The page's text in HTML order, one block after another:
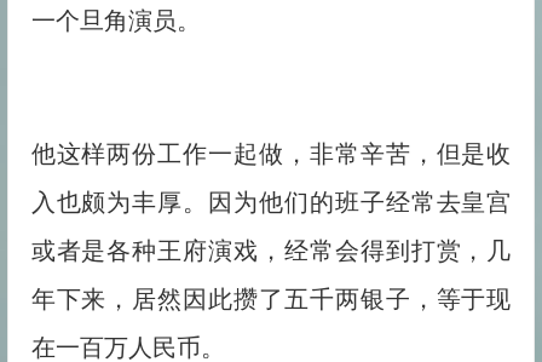
一个旦角演员。
他这样两份工作一起做，非常辛苦，但是收
入也颇为丰厚。因为他们的班子经常去皇宫
或者是各种王府演戏，经常会得到打赏，几
年下来，居然因此攒了五千两银子，等于现
在一百万人民币。